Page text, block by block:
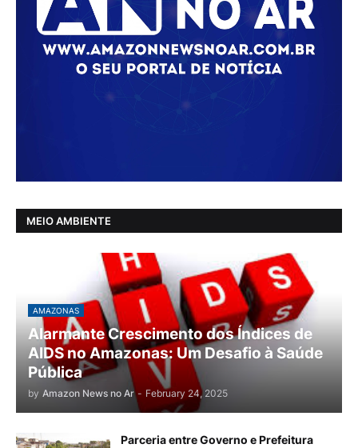
MEIO AMBIENTE
AMAZONAS
Alarmante Crescimento dos Índices de
AIDS no Amazonas: Um Desafio à Saúde
Pública
by Amazon News no Ar - February 24, 2025
Parceria entre Governo e Prefeitura